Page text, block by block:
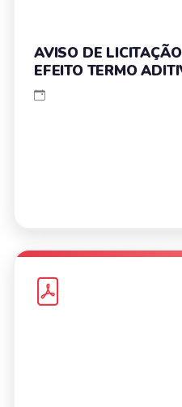
AVISO DE
EFEITO TERMO